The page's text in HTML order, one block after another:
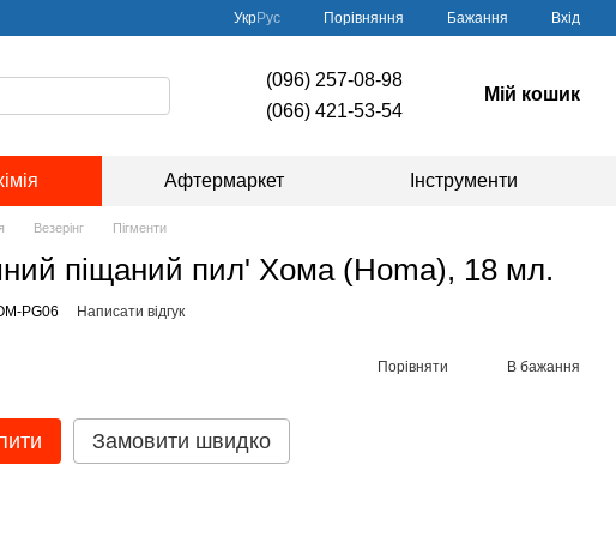
УкрРус Порівняння Бажання Вхід
(096) 257-08-98
(066) 421-53-54
Мій кошик
Афтермаркет Інструменти
Везерінг Пігменти
піщаний пил' Хома (Homa), 18 мл.
PG06 Написати відгук
Порівняти В бажання
Замовити швидко